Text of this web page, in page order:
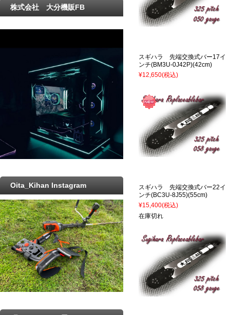
スギハラ 先端交換式バー17イ
ンチ(BM3U-0J42P)(42cm)
¥12,650(税込)
スギハラ 先端交換式バー22イ
ンチ(BC3U-8J55)(55cm)
¥15,400(税込)
在庫切れ
株式会社 大分機販FB
Oita_Kihan Instagram